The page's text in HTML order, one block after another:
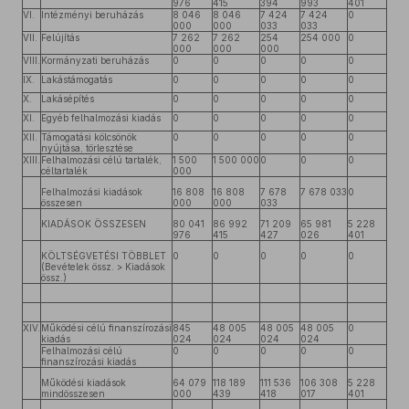
976
415
394
993
401
VI.
Intézményi beruházás
8 046
000
8 046
000
7 424
033
7 424
033
0
VII. Felújítás
7 262
000
7 262
000
254
000
254 000 0
VIII. Kormányzati beruházás 0 0 0 0
0
IX.
Lakástámogatás 0 0 0 0
0
X.
Lakásépítés 0 0 0 0
0
XI.
Egyéb felhalmozási kiadás 0 0 0 0
0
XII.
Támogatási kölcsönök
nyújtása, törlesztése
0 0 0 0 0
XIII. Felhalmozási célú tartalék,
céltartalék
1 500
000
1 500 000 0 0 0
Felhalmozási kiadások
összesen
16 808
000
16 808
000
7 678
033
7 678 033 0
KIADÁSOK ÖSSZESEN
80 041
976
86 992
415
71 209
427
65 981
026
5 228
401
KÖLTSÉGVETÉSI TÖBBLET
(Bevételek össz. > Kiadások
össz.)
0 0 0 0 0
XIV. Működési célú finanszírozási
kiadás
845
024
48 005
024
48 005
024
48 005
024
0
Felhalmozási célú
finanszírozási kiadás
0 0 0 0 0
Működési kiadások
mindösszesen
64 079
000
118 189
439
111 536
418
106 308
017
5 228
401